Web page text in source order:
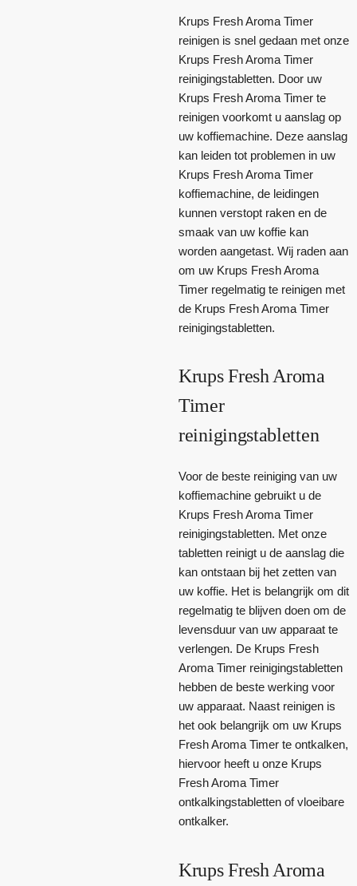
Krups Fresh Aroma Timer
reinigen is snel gedaan met onze
Krups Fresh Aroma Timer
reinigingstabletten. Door uw
Krups Fresh Aroma Timer te
reinigen voorkomt u aanslag op
uw koffiemachine. Deze aanslag
kan leiden tot problemen in uw
Krups Fresh Aroma Timer
koffiemachine, de leidingen
kunnen verstopt raken en de
smaak van uw koffie kan
worden aangetast. Wij raden aan
om uw Krups Fresh Aroma
Timer regelmatig te reinigen met
de Krups Fresh Aroma Timer
reinigingstabletten.
Krups Fresh Aroma
Timer
reinigingstabletten
Voor de beste reiniging van uw
koffiemachine gebruikt u de
Krups Fresh Aroma Timer
reinigingstabletten. Met onze
tabletten reinigt u de aanslag die
kan ontstaan bij het zetten van
uw koffie. Het is belangrijk om dit
regelmatig te blijven doen om de
levensduur van uw apparaat te
verlengen. De Krups Fresh
Aroma Timer reinigingstabletten
hebben de beste werking voor
uw apparaat. Naast reinigen is
het ook belangrijk om uw Krups
Fresh Aroma Timer te ontkalken,
hiervoor heeft u onze Krups
Fresh Aroma Timer
ontkalkingstabletten of vloeibare
ontkalker.
Krups Fresh Aroma